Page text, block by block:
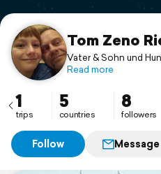
Support
Tom Zeno
Vater & Sohn und
Read more
1
trips
5
countries
8
followers
Follow Message